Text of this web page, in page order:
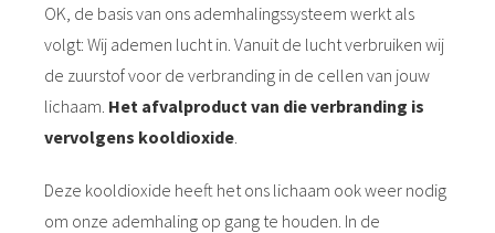
OK, de basis van ons ademhalingssysteem werkt als
volgt: Wij ademen lucht in. Vanuit de lucht verbruiken wij
de zuurstof voor de verbranding in de cellen van jouw
lichaam. Het afvalproduct van die verbranding is
vervolgens kooldioxide
Deze kooldioxide heeft het ons lichaam ook weer nodig
om onze ademhaling op gang te houden. In de